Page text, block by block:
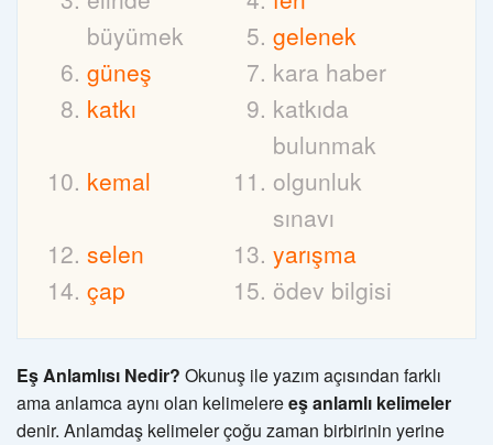
büyümek
gelenek
güneş
kara haber
katkı
katkıda
bulunmak
kemal
olgunluk
sınavı
selen
yarışma
çap
ödev bilgisi
Eş Anlamlısı Nedir? Okunuş ile yazım açısından farklı
ama anlamca aynı olan kelimelereeş anlamlı kelimeler
denir. Anlamdaş kelimeler çoğu zaman birbirinin yerine